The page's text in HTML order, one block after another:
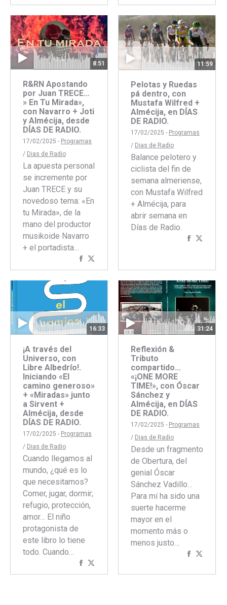
concon
8:51
R&RN Apostando
por Juan TRECE…
» En Tu Mirada»,
con Navarro + Joti
y Almécija, desde
DÍAS DE RADIO.
17/02/2025 - Programas
/ Dias de Radio
La apuesta personal
se incremente por
Juan TRECE y su
novedoso tema: «En
tu Mirada», de la
mano del productor
musikoide Navarro
+ el portadista…
Compartir
con
Facebook
con
Twitter
11:59
Pelotas y Ruedas
pá dentro, con
Mustafa Wilfred +
Almécija, en DÍAS
DE RADIO.
17/02/2025 - Programas
/ Dias de Radio
Balance pelotero y
ciclista del fin de
semana almeriense,
con Mustafa Wilfred
+ Almécija, para
abrir semana en
Días de Radio.
Compartir
16:33
¡A través del
Universo, con
Libre Albedrío!.
Iniciando «El
camino generoso»
+ «Miradas» junto
a Sirvent +
Almécija, desde
DÍAS DE RADIO.
17/02/2025 - Programas
/ Dias de Radio
Cuando llegamos al
mundo, ¿qué es lo
que necesitamos?
Comer, jugar, dormir;
refugio, protección,
amor… El niño
protagonista de
este libro lo tiene
todo. Cuando…
Compartir
concon
31:24
Reflexión &
Tributo
compartido…
«¡ONE MORE
TIME!», con Óscar
Sánchez y
Almécija, en DÍAS
DE RADIO.
17/02/2025 - Programas
/ Dias de Radio
Desde un fragmento
de Obertura, del
genial Óscar
Sánchez Vadillo…
Para mí ha sido una
suerte hacerme
mayor en el
momento más o
menos justo…
Compartir